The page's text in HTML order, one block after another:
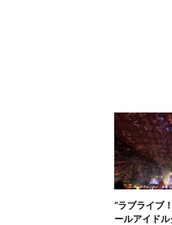
“ラブライブ
ールアイド